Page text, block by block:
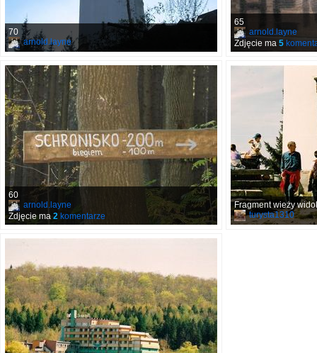
70
arnold.layne
65
arnold.layne
Zdjęcie ma 5
60
arnold.layne
Zdjęcie ma 2 komentarze
Fragment wieży
turysta1310